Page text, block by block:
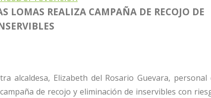
LOMAS REALIZA CAMPAÑA DE RECOJO DE
alcaldesa, Elizabeth del Rosario Guevara, personal
de recojo y eliminación de inservibles con